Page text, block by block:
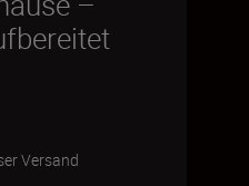
Versand